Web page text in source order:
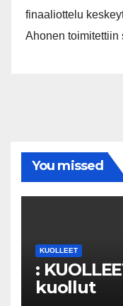
finaaliottelu
Ahonen toimitettiin
You missed
KUOLLEET
:
kuollut